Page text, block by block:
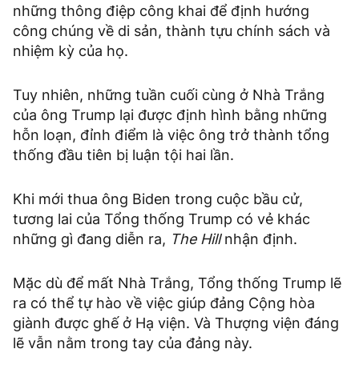
những thông điệp công khai để định hướng
công chúng về di sản, thành tựu chính sách và
nhiệm kỳ của họ.
Tuy nhiên, những tuần cuối cùng ở Nhà Trắng
của ông Trump lại được định hình bằng những
hỗn loạn, đỉnh điểm là việc ông trở thành tổng
thống đầu tiên bị luận tội hai lần.
Khi mới thua ông Biden trong cuộc bầu cử,
tương lai của Tổng thống Trump có vẻ khác
những gì đang diễn ra, The Hillnhận định.
Mặc dù để mất Nhà Trắng, Tổng thống Trump lẽ
ra có thể tự hào về việc giúp đảng Cộng hòa
giành được ghế ở Hạ viện. Và Thượng viện đáng
lẽ vẫn nằm trong tay của đảng này.